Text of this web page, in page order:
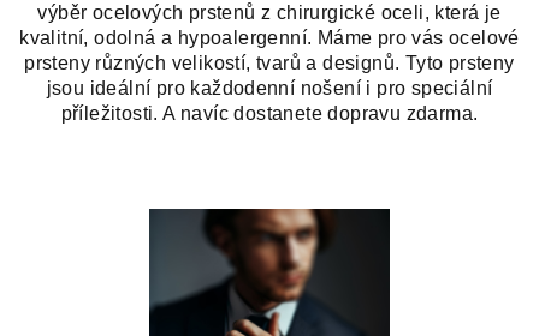
výběr ocelových prstenů z chirurgické oceli, která je
kvalitní, odolná a hypoalergenní. Máme pro vás ocelové
prsteny různých velikostí, tvarů a designů. Tyto prsteny
jsou ideální pro každodenní nošení i pro speciální
příležitosti. A navíc dostanete dopravu zdarma.